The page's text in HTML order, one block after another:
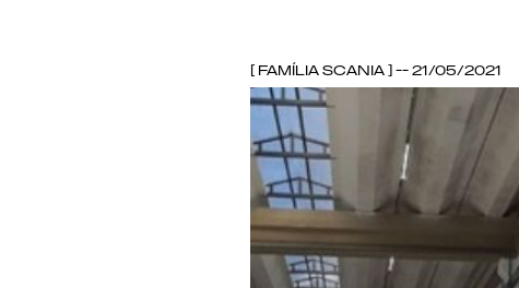
[ Família Scania ] -- 21/05/2021